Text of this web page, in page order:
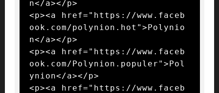
n</a></p>
<p><a href="https://www.faceb
ook.com/polynion.hot">Polynio
n</a></p>
<p><a href="https://www.faceb
ook.com/Polynion.populer">Pol
ynion</a></p>
<p><a href="https://www.faceb